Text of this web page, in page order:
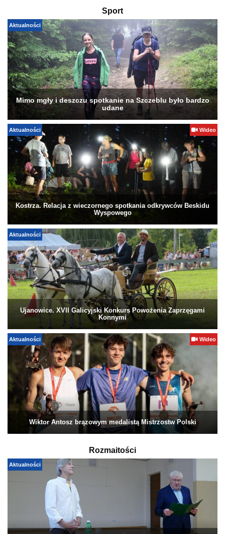
Sport
Aktualności
Mimo mgły i deszczu spotkanie na Szczeblu było bardzo
udane
Aktualności Wideo
Kostrza. Relacja z wieczornego spotkania odkrywców Beskidu
Wyspowego
Aktualności
Ujanowice. XVII Galicyjski Konkurs Powożenia Zaprzęgami
Konnymi
Aktualności Wideo
Wiktor Antosz brązowym medalistą Mistrzostw Polski
Rozmaitości
Aktualności